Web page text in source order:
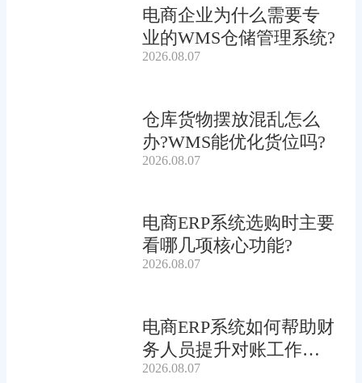
电商企业为什么需要专
业的WMS仓储管理系统?
2026.08.07
仓库货物摆放混乱怎么
办?WMS能优化货位吗?
2026.08.07
电商ERP系统选购时主要
看哪几项核心功能?
2026.08.07
电商ERP系统如何帮助财
务人员提升对账工作效
率?
2026.08.07